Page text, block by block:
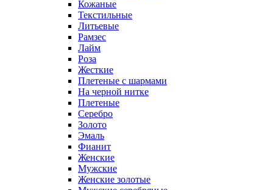
Кожаные
Текстильные
Литьевые
Рамзес
Лайм
Роза
Жесткие
Плетеные с шармами
На черной нитке
Плетеные
Серебро
Золото
Эмаль
Фианит
Женские
Мужские
Женские золотые